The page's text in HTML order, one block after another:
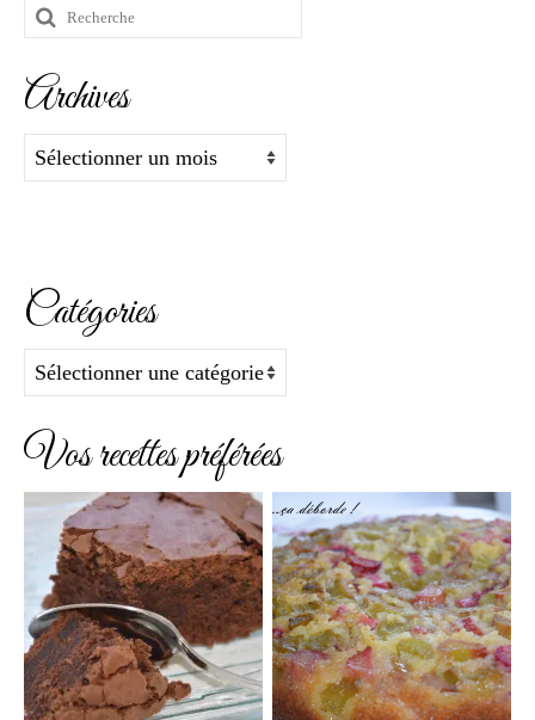
Rechercher
Archives
Archives
Catégories
Catégories
Vos recettes préférées